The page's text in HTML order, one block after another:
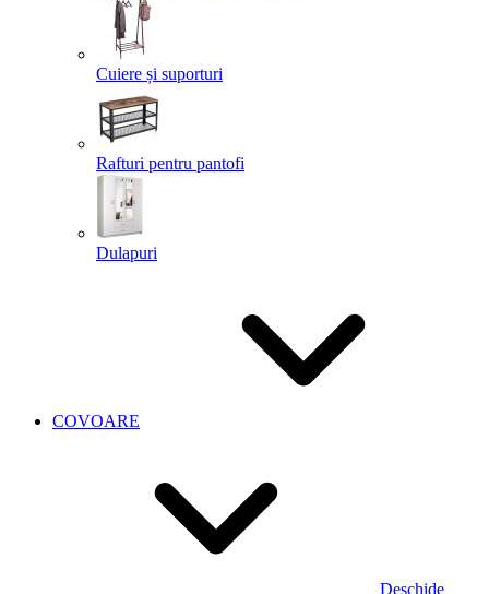
Cuiere și suporturi
Rafturi pentru pantofi
Dulapuri
COVOARE
Deschide